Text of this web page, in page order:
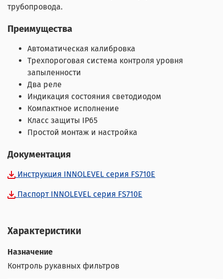
трубопровода.
Преимущества
Автоматическая калибровка
Трехпороговая система контроля уровня
запыленности
Два реле
Индикация состояния светодиодом
Компактное исполнение
Класс защиты IP65
Простой монтаж и настройка
Документация
Инструкция INNOLEVEL серия FS710E
Паспорт INNOLEVEL серия FS710E
Характеристики
Назначение
Контроль рукавных фильтров